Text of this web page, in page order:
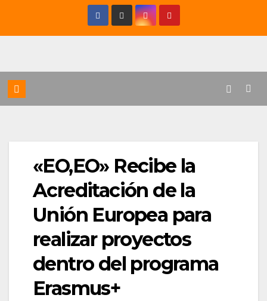
«EO,EO» Recibe la
Acreditación de la
Unión Europea para
realizar proyectos
dentro del programa
Erasmus+